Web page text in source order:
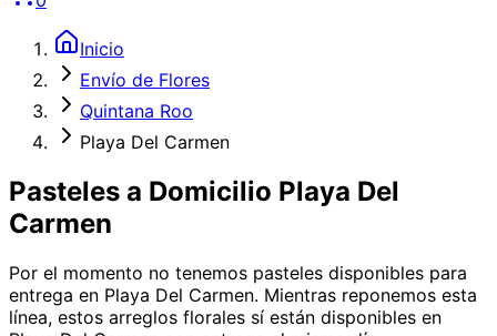
Inicio
Envío de Flores
Quintana Roo
Playa Del Carmen
Pasteles a Domicilio Playa Del
Carmen
Por el momento no tenemos pasteles disponibles para
entrega en Playa Del Carmen. Mientras reponemos esta
línea, estos arreglos florales sí están disponibles en